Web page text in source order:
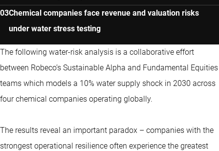
Chemical companies face revenue and valuation risks
under water stress testing
The following water-risk analysis is a collaborative effort
between Robeco’s Sustainable Alpha and Fundamental Equities
teams which models a 10% water supply shock in 2030 across
four chemical companies operating globally.
The results reveal an important paradox – companies with the
strongest operational resilience often experience the greatest